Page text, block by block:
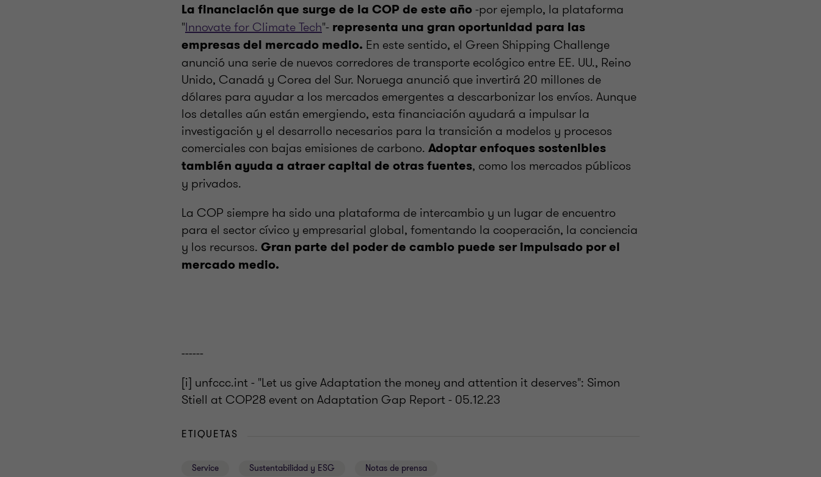
La financiación que surge de la COP de este año-por ejemplo, la plataforma
"Innovate for Climate Tech"- representa una gran oportunidad para las
empresas del mercado medio. En este sentido, el Green Shipping Challenge
anunció una serie de nuevos corredores de transporte ecológico entre EE. UU., Reino
Unido, Canadá y Corea del Sur. Noruega anunció que invertirá 20 millones de
dólares para ayudar a los mercados emergentes a descarbonizar los envíos. Aunque
los detalles aún están emergiendo, esta financiación ayudará a impulsar la
investigación y el desarrollo necesarios para la transición a modelos y procesos
comerciales con bajas emisiones de carbono. Adoptar enfoques sostenibles
también ayuda a atraer capital de otras fuentes, como los mercados públicos
y privados.
La COP siempre ha sido una plataforma de intercambio y un lugar de encuentro
para el sector cívico y empresarial global, fomentando la cooperación, la conciencia
y los recursos. Gran parte del poder de cambio puede ser impulsado por el
mercado medio.
------
[i] unfccc.int - "Let us give Adaptation the money and attention it deserves": Simon
Stiell at COP28 event on Adaptation Gap Report - 05.12.23
ETIQUETAS
Service Sustentabilidad y ESG Notas de prensa